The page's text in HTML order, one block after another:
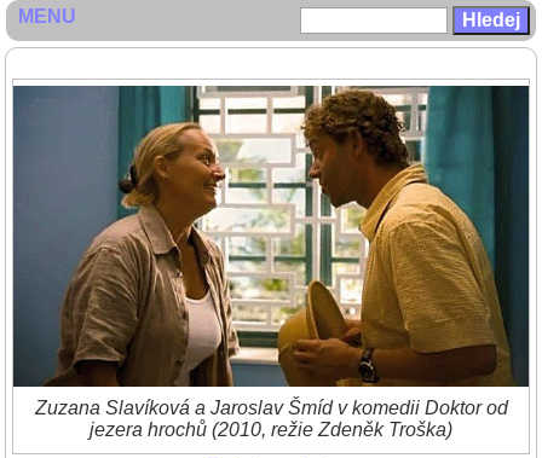
Zuzana Slavíková a Jaroslav Šmíd v komedii Doktor od
jezera hrochů (2010, režie Zdeněk Troška)
MENU